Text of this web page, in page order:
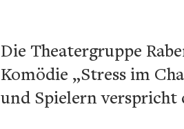
Die Theatergruppe
Komödie „Stress im
und Spielern verspricht